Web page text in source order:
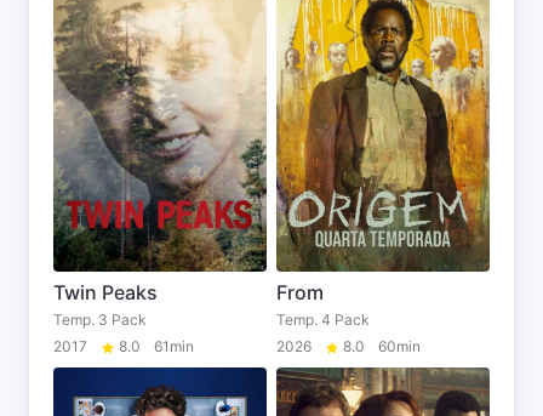
Twin Peaks
Temp. 3 Pack
2017
8.0 61min
From
Temp. 4 Pack
2026
8.0 60min